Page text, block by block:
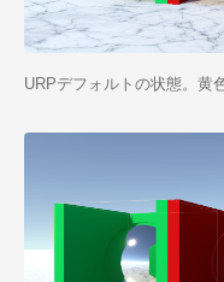
URPデフォルトの状態。黄